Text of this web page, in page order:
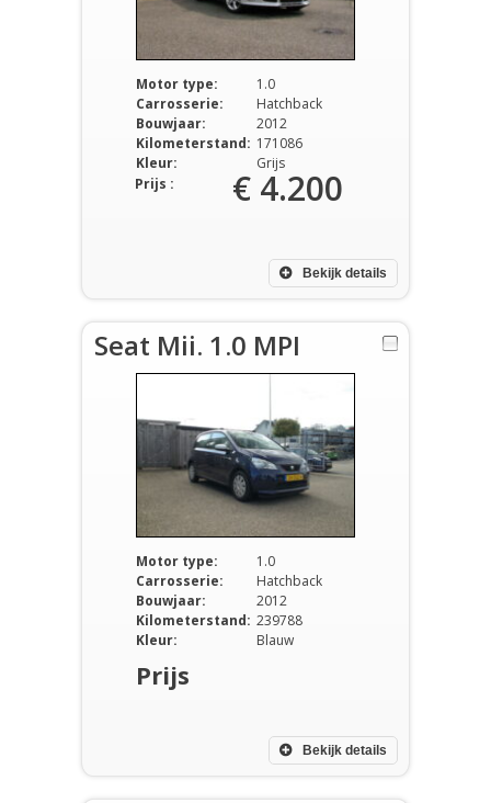
Motor type:
1.0
Carrosserie:
Hatchback
Bouwjaar:
2012
Kilometerstand: 171086
Kleur:
Grijs
Bekijk details
Prijs : € 4.200
Seat Mii. 1.0 MPI
Motor type:
1.0
Carrosserie:
Hatchback
Bouwjaar:
2012
Kilometerstand: 239788
Kleur:
Blauw
Bekijk details
Prijs